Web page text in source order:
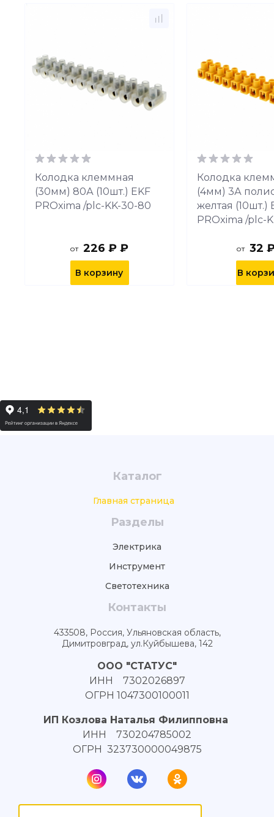
Колодка клеммная
(30мм) 80А (10шт.) EKF
PROxima /plc-KK-30-80
от 226 ₽ ₽
В корзину
Колодка
(4мм) 3А
желтая (10шт.)
PROxima /plc-
от 32
В
Каталог
Главная страница
Разделы
Электрика
Инструмент
Светотехника
Контакты
433508, Россия, Ульяновская область,
Димитровград, ул.Куйбышева, 142
ООО "СТАТУС"
ИНН 7302026897
ОГРН 1047300100011
ИП Козлова Наталья Филипповна
ИНН 730204785002
ОГРН 323730000049875